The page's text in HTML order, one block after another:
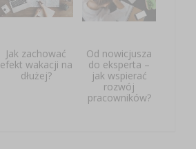
Jak zachować
efekt wakacji na
dłużej?
Od nowicjusza
do eksperta –
jak wspierać
rozwój
pracowników?